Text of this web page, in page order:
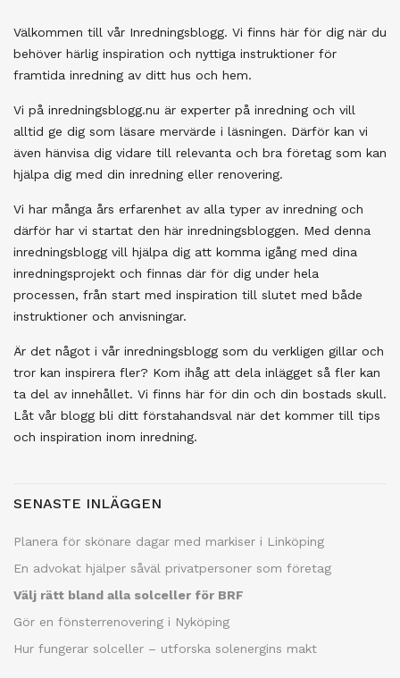
Välkommen till vår Inredningsblogg. Vi finns här för dig när du
behöver härlig inspiration och nyttiga instruktioner för
framtida inredning av ditt hus och hem.
Vi på inredningsblogg.nu är experter på inredning och vill
alltid ge dig som läsare mervärde i läsningen. Därför kan vi
även hänvisa dig vidare till relevanta och bra företag som kan
hjälpa dig med din inredning eller renovering.
Vi har många års erfarenhet av alla typer av inredning och
därför har vi startat den här inredningsbloggen. Med denna
inredningsblogg vill hjälpa dig att komma igång med dina
inredningsprojekt och finnas där för dig under hela
processen, från start med inspiration till slutet med både
instruktioner och anvisningar.
Är det något i vår inredningsblogg som du verkligen gillar och
tror kan inspirera fler? Kom ihåg att dela inlägget så fler kan
ta del av innehållet. Vi finns här för din och din bostads skull.
Låt vår blogg bli ditt förstahandsval när det kommer till tips
och inspiration inom inredning.
SENASTE INLÄGGEN
Planera för skönare dagar med markiser i Linköping
En advokat hjälper såväl privatpersoner som företag
Välj rätt bland alla solceller för BRF
Gör en fönsterrenovering i Nyköping
Hur fungerar solceller – utforska solenergins makt